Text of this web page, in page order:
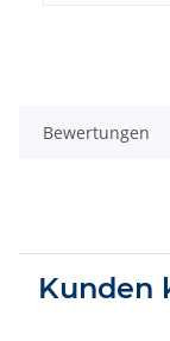
Bewertungen
Kunden